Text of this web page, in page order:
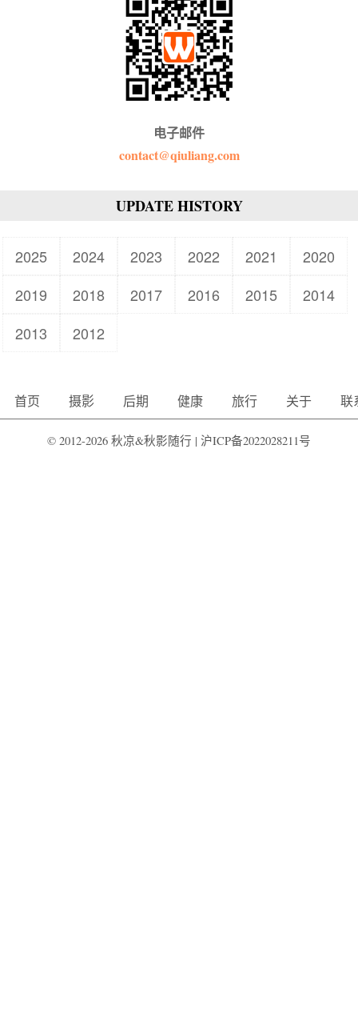
电子邮件
contact@qiuliang.com
UPDATE HISTORY
2025 2024 2023 2022 2021
2020
2019
2018 2017 2016 2015
2014
2013
2012
首页 摄影 后期 健康 旅行 关于 联
© 2012-2026 秋凉&秋影随行 | 沪ICP备2022028211号